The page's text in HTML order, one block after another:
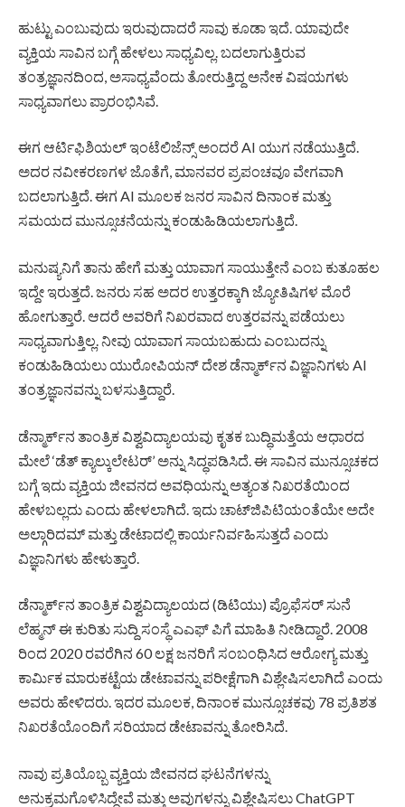
ಹುಟ್ಟು ಎಂಬುವುದು ಇರುವುದಾದರೆ ಸಾವು ಕೂಡಾ ಇದೆ. ಯಾವುದೇ
ವ್ಯಕ್ತಿಯ ಸಾವಿನ ಬಗ್ಗೆ ಹೇಳಲು ಸಾಧ್ಯವಿಲ್ಲ. ಬದಲಾಗುತ್ತಿರುವ
ತಂತ್ರಜ್ಞಾನದಿಂದ, ಅಸಾಧ್ಯವೆಂದು ತೋರುತ್ತಿದ್ದ ಅನೇಕ ವಿಷಯಗಳು
ಸಾಧ್ಯವಾಗಲು ಪ್ರಾರಂಭಿಸಿವೆ.
ಈಗ ಆರ್ಟಿಫಿಶಿಯಲ್ ಇಂಟೆಲಿಜೆನ್ಸ್ ಅಂದರೆ AI ಯುಗ ನಡೆಯುತ್ತಿದೆ.
ಅದರ ನವೀಕರಣಗಳ ಜೊತೆಗೆ, ಮಾನವರ ಪ್ರಪಂಚವೂ ವೇಗವಾಗಿ
ಬದಲಾಗುತ್ತಿದೆ. ಈಗ AI ಮೂಲಕ ಜನರ ಸಾವಿನ ದಿನಾಂಕ ಮತ್ತು
ಸಮಯದ ಮುನ್ಸೂಚನೆಯನ್ನು ಕಂಡುಹಿಡಿಯಲಾಗುತ್ತಿದೆ.
ಮನುಷ್ಯನಿಗೆ ತಾನು ಹೇಗೆ ಮತ್ತು ಯಾವಾಗ ಸಾಯುತ್ತೇನೆ ಎಂಬ ಕುತೂಹಲ
ಇದ್ದೇ ಇರುತ್ತದೆ. ಜನರು ಸಹ ಅದರ ಉತ್ತರಕ್ಕಾಗಿ ಜ್ಯೋತಿಷಿಗಳ ಮೊರೆ
ಹೋಗುತ್ತಾರೆ. ಆದರೆ ಅವರಿಗೆ ನಿಖರವಾದ ಉತ್ತರವನ್ನು ಪಡೆಯಲು
ಸಾಧ್ಯವಾಗುತ್ತಿಲ್ಲ. ನೀವು ಯಾವಾಗ ಸಾಯಬಹುದು ಎಂಬುದನ್ನು
ಕಂಡುಹಿಡಿಯಲು ಯುರೋಪಿಯನ್ ದೇಶ ಡೆನ್ಮಾರ್ಕ್‌ನ ವಿಜ್ಞಾನಿಗಳು AI
ತಂತ್ರಜ್ಞಾನವನ್ನು ಬಳಸುತ್ತಿದ್ದಾರೆ.
ಡೆನ್ಮಾರ್ಕ್‌ನ ತಾಂತ್ರಿಕ ವಿಶ್ವವಿದ್ಯಾಲಯವು ಕೃತಕ ಬುದ್ಧಿಮತ್ತೆಯ ಆಧಾರದ
ಮೇಲೆ ‘ಡೆತ್ ಕ್ಯಾಲ್ಕುಲೇಟರ್’ ಅನ್ನು ಸಿದ್ಧಪಡಿಸಿದೆ. ಈ ಸಾವಿನ ಮುನ್ಸೂಚಕದ
ಬಗ್ಗೆ ಇದು ವ್ಯಕ್ತಿಯ ಜೀವನದ ಅವಧಿಯನ್ನು ಅತ್ಯಂತ ನಿಖರತೆಯಿಂದ
ಹೇಳಬಲ್ಲದು ಎಂದು ಹೇಳಲಾಗಿದೆ. ಇದು ಚಾಟ್‌ಜಿಪಿಟಿಯಂತೆಯೇ ಅದೇ
ಅಲ್ಗಾರಿದಮ್ ಮತ್ತು ಡೇಟಾದಲ್ಲಿ ಕಾರ್ಯನಿರ್ವಹಿಸುತ್ತದೆ ಎಂದು
ವಿಜ್ಞಾನಿಗಳು ಹೇಳುತ್ತಾರೆ.
ಡೆನ್ಮಾರ್ಕ್‌ನ ತಾಂತ್ರಿಕ ವಿಶ್ವವಿದ್ಯಾಲಯದ (ಡಿಟಿಯು) ಪ್ರೊಫೆಸರ್ ಸುನೆ
ಲೆಹ್ಮನ್ ಈ ಕುರಿತು ಸುದ್ದಿ ಸಂಸ್ಥೆ ಎಎಫ್‌ ಪಿಗೆ ಮಾಹಿತಿ ನೀಡಿದ್ದಾರೆ. 2008
ರಿಂದ 2020 ರವರೆಗಿನ 60 ಲಕ್ಷ ಜನರಿಗೆ ಸಂಬಂಧಿಸಿದ ಆರೋಗ್ಯ ಮತ್ತು
ಕಾರ್ಮಿಕ ಮಾರುಕಟ್ಟೆಯ ಡೇಟಾವನ್ನು ಪರೀಕ್ಷೆಗಾಗಿ ವಿಶ್ಲೇಷಿಸಲಾಗಿದೆ ಎಂದು
ಅವರು ಹೇಳಿದರು. ಇದರ ಮೂಲಕ, ದಿನಾಂಕ ಮುನ್ಸೂಚಕವು 78 ಪ್ರತಿಶತ
ನಿಖರತೆಯೊಂದಿಗೆ ಸರಿಯಾದ ಡೇಟಾವನ್ನು ತೋರಿಸಿದೆ.
ನಾವು ಪ್ರತಿಯೊಬ್ಬ ವ್ಯಕ್ತಿಯ ಜೀವನದ ಘಟನೆಗಳನ್ನು
ಅನುಕ್ರಮಗೊಳಿಸಿದ್ದೇವೆ ಮತ್ತು ಅವುಗಳನ್ನು ವಿಶ್ಲೇಷಿಸಲು ChatGPT